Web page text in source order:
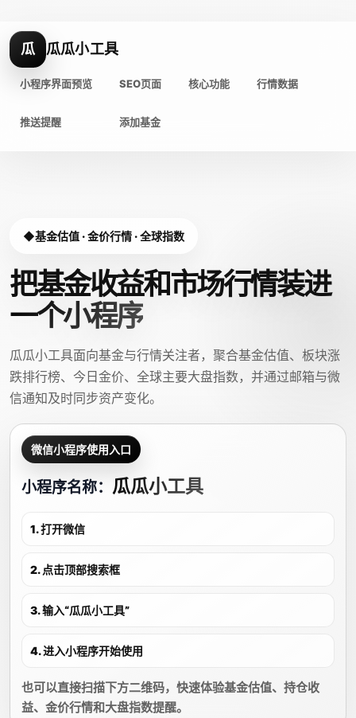
瓜 瓜瓜小工具
小程序界面预览 SEO页面 核心功能 行情数据
推送提醒 添加基金
基金估值 · 金价行情 · 全球指数
把基金收益和市场行情装进
一个小程序
瓜瓜小工具面向基金与行情关注者，聚合基金估值、板块涨
跌排行榜、今日金价、全球主要大盘指数，并通过邮箱与微
信通知及时同步资产变化。
微信小程序使用入口
小程序名称： 瓜瓜小工具
1. 打开微信
2. 点击顶部搜索框
3. 输入“瓜瓜小工具”
4. 进入小程序开始使用
也可以直接扫描下方二维码，快速体验基金估值、持仓收
益、金价行情和大盘指数提醒。